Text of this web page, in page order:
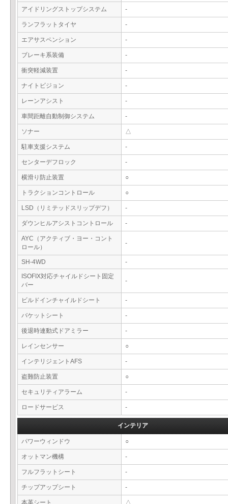
アイドリングストップシステム -
ランフラットタイヤ -
エアサスペンション -
ブレーキ系装備 -
衝突軽減装置 -
ナイトビジョン -
レーンアシスト -
車間距離自動制御システム -
ソナー △
駐車支援システム -
センターデフロック -
横滑り防止装置 ○
トラクションコントロール ○
LSD（リミテッドスリップデフ） -
ダウンヒルアシストコントロール -
AYC（アクティブ・ヨー・コント
ロール）
-
SH-4WD
-
ISOFIX対応チャイルドシート固定
バー
-
ビルドインチャイルドシート -
バケットシート -
後退時連動式ドアミラー -
レインセンサー ○
インテリジェントAFS -
盗難防止装置 ○
セキュリティアラーム -
ロードサービス -
インテリア
パワーウィンドウ ○
オットマン機構 -
フルフラットシート -
チップアップシート -
本革シート △